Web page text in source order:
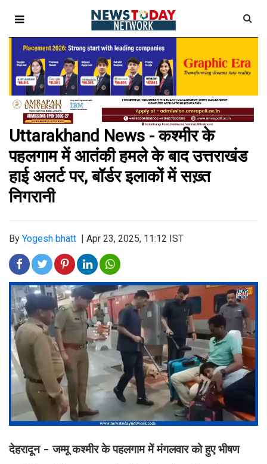
Uttarakhand News - कश्मीर के
पहलगाम में आतंकी हमले के बाद उत्तराखंड
हाई अलर्ट पर, बॉर्डर इलाकों में सख़्त
निगरानी
By Yogesh bhatt Apr 23, 2025, 11:12 IST
देहरादून - जम्मू कश्मीर के पहलगाम में मंगलवार को हुए भीषण